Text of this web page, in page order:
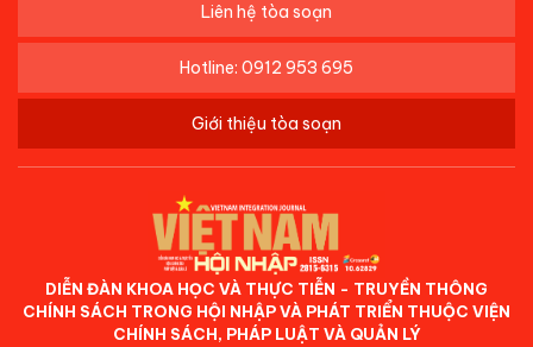
Liên hệ tòa soạn
Hotline: 0912 953 695
Giới thiệu tòa soạn
DIỄN ĐÀN KHOA HỌC VÀ THỰC TIỄN - TRUYỀN THÔNG
CHÍNH SÁCH TRONG HỘI NHẬP VÀ PHÁT TRIỂN THUỘC VIỆN
CHÍNH SÁCH, PHÁP LUẬT VÀ QUẢN LÝ